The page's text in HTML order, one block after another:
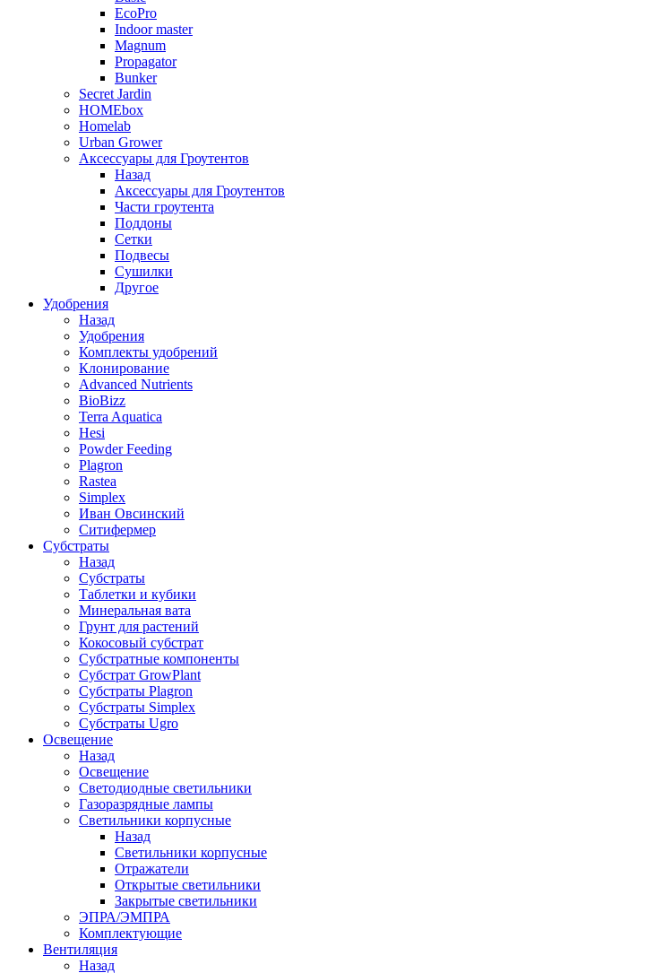
EcoPro
Indoor master
Magnum
Propagator
Bunker
Secret Jardin
HOMEbox
Homelab
Urban Grower
Аксессуары для Гроутентов
Назад
Аксессуары для Гроутентов
Части гроутента
Поддоны
Сетки
Подвесы
Сушилки
Другое
Удобрения
Назад
Удобрения
Комплекты удобрений
Клонирование
Advanced Nutrients
BioBizz
Terra Aquatica
Hesi
Powder Feeding
Plagron
Rastea
Simplex
Иван Овсинский
Ситифермер
Субстраты
Назад
Субстраты
Таблетки и кубики
Минеральная вата
Грунт для растений
Кокосовый субстрат
Субстратные компоненты
Субстрат GrowPlant
Субстраты Plagron
Субстраты Simplex
Субстраты Ugro
Освещение
Назад
Освещение
Светодиодные светильники
Газоразрядные лампы
Светильники корпусные
Назад
Светильники корпусные
Отражатели
Открытые светильники
Закрытые светильники
ЭПРА/ЭМПРА
Комплектующие
Вентиляция
Назад